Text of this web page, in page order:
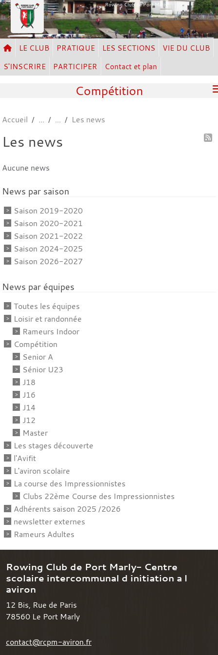
Rowing Club de Port Marly
LE CLUB PRATIQUE LES SECTIONS
VIE DU CLUB
S'INSCRIRE
PARTICIPER Contact et plan
Compétition
Accueil Les news
Les news
Aucune news
News par saison
Saison 2019-2020
Saison 2020-2021
Saison 2021-2022
Saison 2024-2025
Saison 2026-2027
News par équipes
Toutes les équipes
Loisir et randonnée
Rameurs Indoor
Compétition
Senior A
Sénior U23
J18
J16
J14
J12
Master
Les stages découverte
l'Avifit
L'aviron scolaire
La course des Impressionnistes
Clubs 22ème Course des Impressionnistes
Adhérents saison 2025 /2026
newsletter externes
Rameurs Adultes
Rowing Club de Port Marly- Centre
scolaire intercommunal d initiation a l
aviron
12 Bis, Rue de Paris
78560 Le Port Marly
contact@rcpm-aviron.fr
Panneau de gestion des cookies